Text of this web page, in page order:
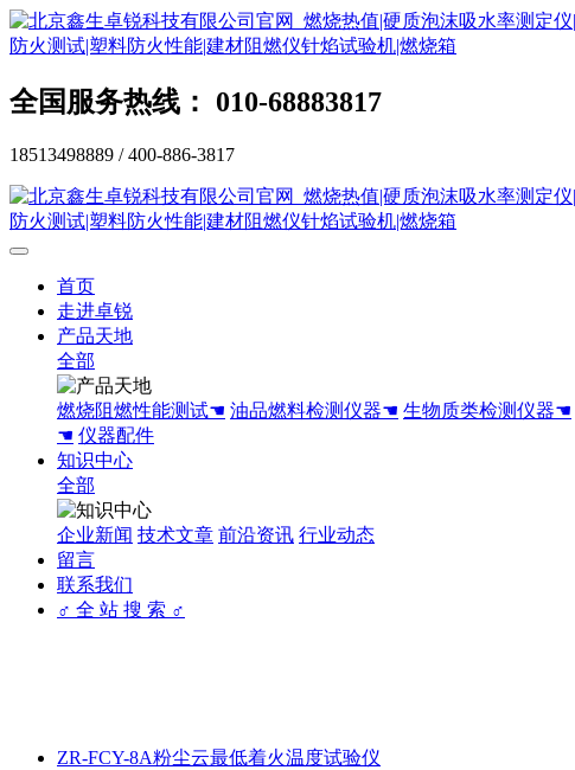
全国服务热线： 010-68883817
18513498889 / 400-886-3817
首页
走进卓锐
产品天地
全部
燃烧阻燃性能测试☚ 油品燃料检测仪器☚ 生物质类检测仪器☚
☚ 仪器配件
知识中心
全部
企业新闻 技术文章 前沿资讯 行业动态
留言
联系我们
♂ 全 站 搜 索 ♂
ZR-FCY-8A粉尘云最低着火温度试验仪